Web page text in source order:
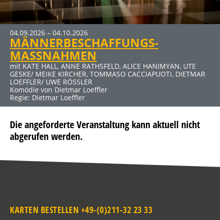
04.09.2026 – 04.10.2026
MÄNNERBESCHAFFUNGS-
MASSNAHMEN
mit KATE HALL, ANNE RATHSFELD, ALICE HANIMYAN, UTE
GESKE/ MEIKE KIRCHER, TOMMASO CACCIAPUOTI, DIETMAR
LOEFFLER/ UWE RÖSSLER
Komödie von Dietmar Loeffler
Regie: Dietmar Loeffler
09.10.2026 – 15.11.2026
DER RAUSCH
mit JENS HAJEK, RON SPIEẞ, DIRK EMMERT u. a.
Komödie von Thomas Vinterberg und Claus Flygare
MEHR INFOS
Klicken Sie auf den Link für mehr Infos und Buchung
Die angeforderte Veranstaltung kann aktuell nicht
abgerufen werden.
KARTEN BESTELLEN +49-(0)211-32 23 33